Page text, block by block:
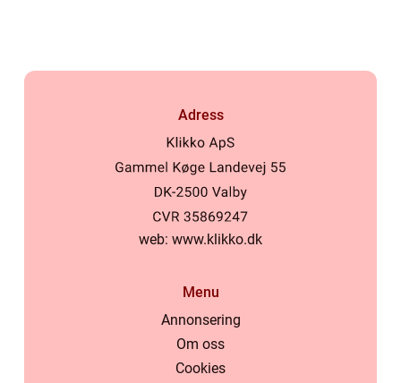
Adress
web: www.klikko.dk
Menu
Annonsering
Om oss
Cookies